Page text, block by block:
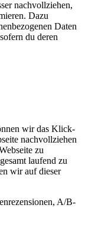
nachvollziehen,
Dazu
Daten
du deren
wir das Klick-
nachvollziehen
zu
laufend zu
wir auf dieser
A/B-